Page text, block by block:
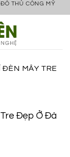
THỦ CÔNG MỸ
ĐÈN MÂY TRE
Đẹp Ở Đà